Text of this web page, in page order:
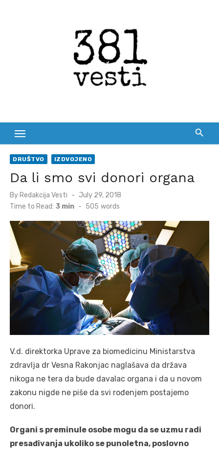
DRUŠTVO IZDVOJENO
Da li smo svi donori organa
By Redakcija Vesti
Posted
July 29, 2018
Time to Read: 3 min - 505 words
V.d. direktorka Uprave za biomedicinu Ministarstva
zdravlja dr Vesna Rakonjac naglašava da država
nikoga ne tera da bude davalac organa i da u novom
zakonu nigde ne piše da svi rođenjem postajemo
donori.
Organi s preminule osobe mogu da se uzmu radi
presađivanja ukoliko se punoletna, poslovno